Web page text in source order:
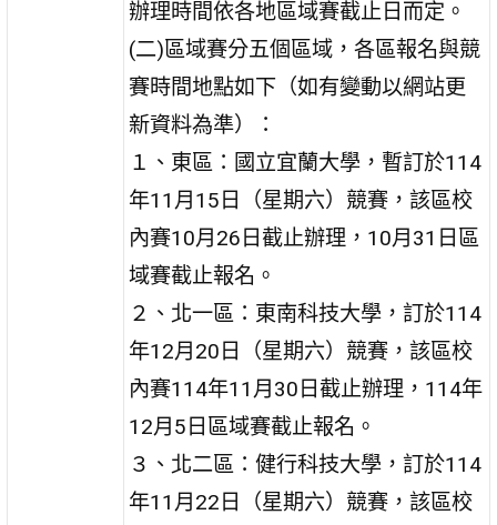
辦理時間依各地區域賽截止日而定。
(二)區域賽分五個區域，各區報名與競
賽時間地點如下（如有變動以網站更
新資料為準）：
１、東區：國立宜蘭大學，暫訂於114
年11月15日（星期六）競賽，該區校
內賽10月26日截止辦理，10月31日區
域賽截止報名。
２、北一區：東南科技大學，訂於114
年12月20日（星期六）競賽，該區校
內賽114年11月30日截止辦理，114年
12月5日區域賽截止報名。
３、北二區：健行科技大學，訂於114
年11月22日（星期六）競賽，該區校